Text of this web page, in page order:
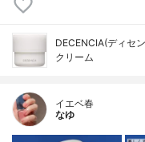
DECENCIA(ディセ
クリーム
イエベ春
なゆ